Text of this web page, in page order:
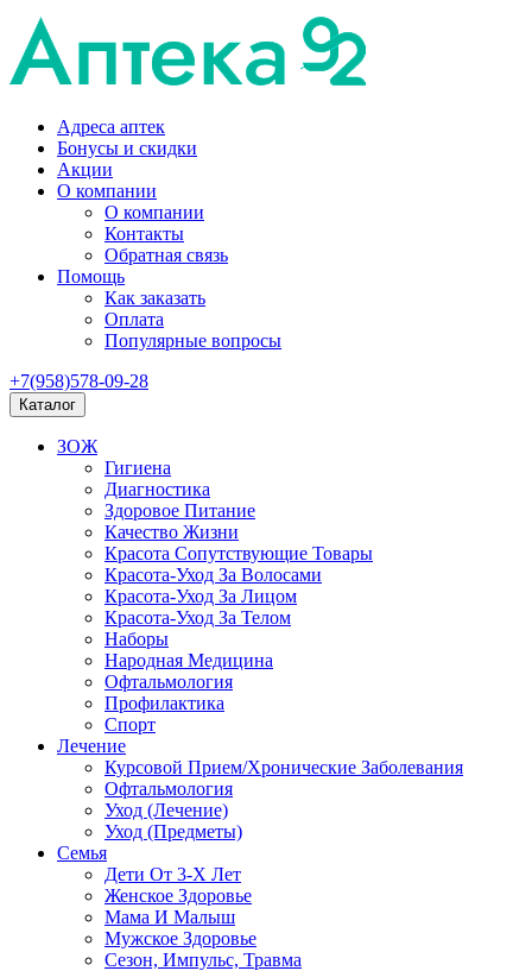
Адреса аптек
Бонусы и скидки
Акции
О компании
О компании
Контакты
Обратная связь
Помощь
Как заказать
Оплата
Популярные вопросы
+7(958)578-09-28
Каталог
ЗОЖ
Гигиена
Диагностика
Здоровое Питание
Качество Жизни
Красота Сопутствующие Товары
Красота-Уход За Волосами
Красота-Уход За Лицом
Красота-Уход За Телом
Наборы
Народная Медицина
Офтальмология
Профилактика
Спорт
Лечение
Курсовой Прием/Хронические Заболевания
Офтальмология
Уход (Лечение)
Уход (Предметы)
Семья
Дети От 3-Х Лет
Женское Здоровье
Мама И Малыш
Мужское Здоровье
Сезон, Импульс, Травма